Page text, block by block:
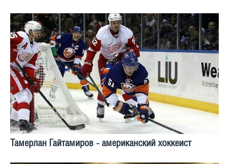
Тамерлан Гайтамиров - американский хоккеист